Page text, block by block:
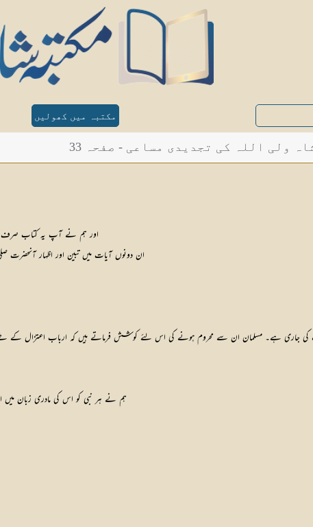
مکتبہ میں کھولیں
ولی اللہ کی تجدیدی مساعی - صفحہ 33
اور ہم نے آپ یہ کتاب صرف
ان دونوں آیات میں تبین اور اظہار آنحضرت
ہم نے ہر نبی کو اس کی مادری زبان میں